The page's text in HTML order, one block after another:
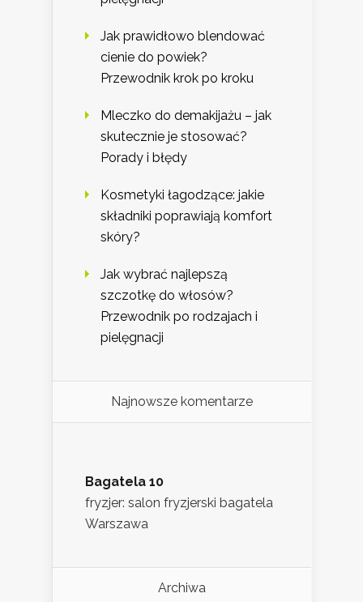
Jak prawidłowo blendować
cienie do powiek?
Przewodnik krok po kroku
Mleczko do demakijażu – jak
skutecznie je stosować?
Porady i błędy
Kosmetyki łagodzące: jakie
składniki poprawiają komfort
skóry?
Jak wybrać najlepszą
szczotkę do włosów?
Przewodnik po rodzajach i
pielęgnacji
Najnowsze komentarze
Bagatela 10
fryzjer: salon fryzjerski bagatela
Warszawa
Archiwa